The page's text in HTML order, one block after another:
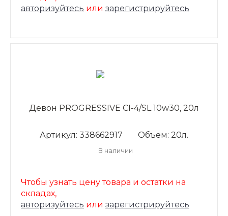
авторизуйтесь или зарегистрируйтесь
Девон PROGRESSIVE CI-4/SL 10w30, 20л
Артикул: 338662917 Объем: 20л.
В наличии
Чтобы узнать цену товара и остатки на
складах,
авторизуйтесь или зарегистрируйтесь